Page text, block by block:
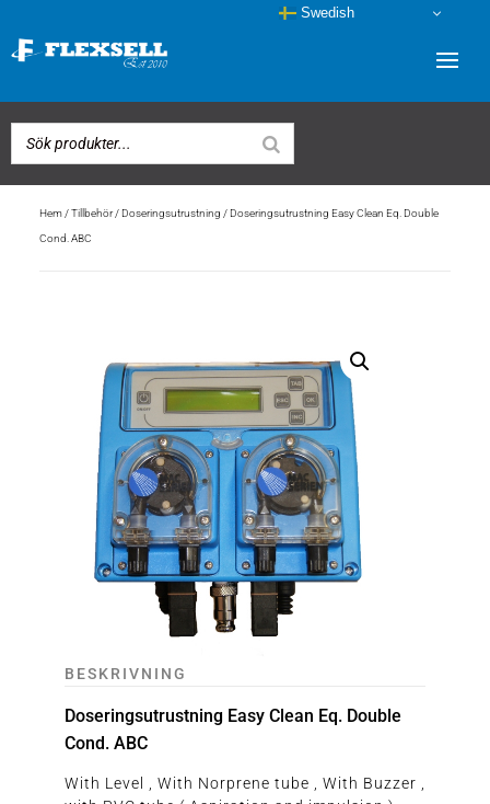
Hem/Tillbehör/Doseringsutrustning / Doseringsutrustning Easy Clean Eq. Double
Cond. ABC
BESKRIVNING
Doseringsutrustning Easy Clean Eq. Double
Cond. ABC
With Level , With Norprene tube , With Buzzer ,
Swedish